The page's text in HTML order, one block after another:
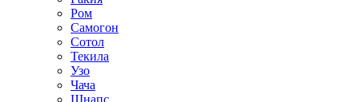
Ром
Самогон
Сотол
Текила
Узо
Чача
Шнапс